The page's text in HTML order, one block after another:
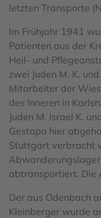
letzten Transporte
Im Frühjahr 1941
Patienten aus der
Heil- und
zwei Juden M. K.
Mitarbeiter der
des Inneren in
Juden M. Israel K.
Gestapo hier
Stuttgart verbracht
abtransportiert. Die
Der aus Odenbach
Kleinberger wurde